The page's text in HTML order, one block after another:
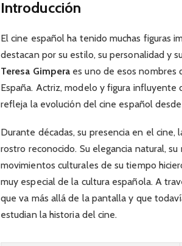
Introducción
El cine español ha tenido muchas figuras
destacan por su estilo, su personalidad y
Teresa Gimpera es uno de esos nombres
España. Actriz, modelo y figura
refleja la evolución del cine español
Durante décadas, su presencia en el
rostro reconocido. Su elegancia natural,
movimientos culturales de su tiempo
muy especial de la cultura española. A
que va más allá de la pantalla y que
estudian la historia del cine.